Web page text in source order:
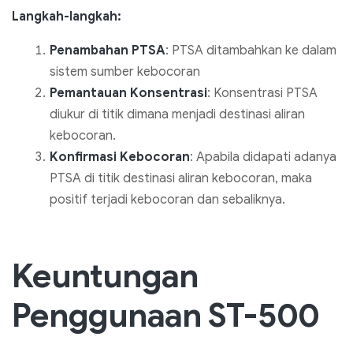
Langkah-langkah:
Penambahan PTSA: PTSA ditambahkan ke dalam
sistem sumber kebocoran
Pemantauan Konsentrasi: Konsentrasi PTSA
diukur di titik dimana menjadi destinasi aliran
kebocoran.
Konfirmasi Kebocoran: Apabila didapati adanya
PTSA di titik destinasi aliran kebocoran, maka
positif terjadi kebocoran dan sebaliknya.
Keuntungan
Penggunaan ST-500